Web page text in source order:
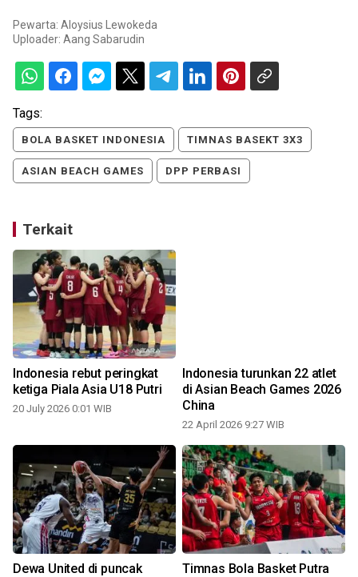
Pewarta: Aloysius Lewokeda
Uploader: Aang Sabarudin
Tags:
BOLA BASKET INDONESIA TIMNAS BASEKT 3X3
ASIAN BEACH GAMES DPP PERBASI
Terkait
Indonesia rebut peringkat
ketiga Piala Asia U18 Putri
20 July 2026 0:01 WIB
Indonesia turunkan 22 atlet
di Asian Beach Games 2026
China
22 April 2026 9:27 WIB
Dewa United di puncak
Timnas Bola Basket Putra